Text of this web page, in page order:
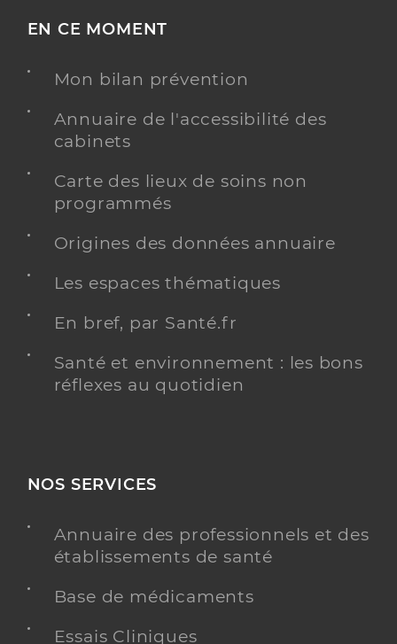
EN CE MOMENT
Mon bilan prévention
Annuaire de l'accessibilité des
cabinets
Carte des lieux de soins non
programmés
Origines des données annuaire
Les espaces thématiques
En bref, par Santé.fr
Santé et environnement : les bons
réflexes au quotidien
NOS SERVICES
Annuaire des professionnels et des
établissements de santé
Base de médicaments
Essais Cliniques